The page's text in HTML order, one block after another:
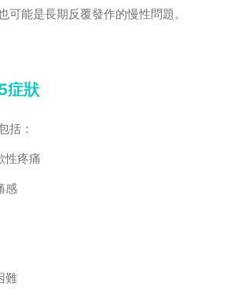
可能是長期反覆發作的慢性問題。
症狀
括：
性疼痛
感
難